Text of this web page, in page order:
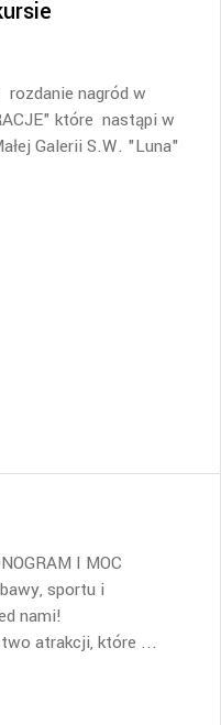
nagród w
które nastąpi w
Galerii S.W. "Luna"
I MOC
sportu i
nami!
atrakcji, które